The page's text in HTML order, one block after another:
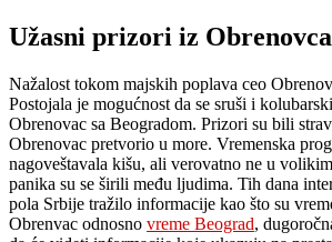
Užasni prizori iz Obrenovca
Nažalost tokom majskih poplava ceo
Postojala je mogućnost da se sruši i
Obrenovac sa Beogradom. Prizori su bili
Obrenovac pretvorio u more. Vremenska
nagoveštavala kišu, ali verovatno ne u
panika su se širili među ljudima. Tih dana
pola Srbije tražilo informacije kao što su
Obrenvac odnosno vreme Beograd,